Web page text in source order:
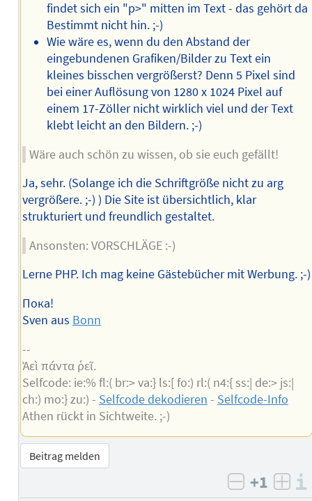
findet sich ein "p>" mitten im Text - das gehört da
Bestimmt nicht hin. ;-)
Wie wäre es, wenn du den Abstand der
eingebundenen Grafiken/Bilder zu Text ein
kleines bisschen vergrößerst? Denn 5 Pixel sind
bei einer Auflösung von 1280 x 1024 Pixel auf
einem 17-Zöller nicht wirklich viel und der Text
klebt leicht an den Bildern. ;-)
Wäre auch schön zu wissen, ob sie euch gefällt!
Ja, sehr. (Solange ich die Schriftgröße nicht zu arg
vergrößere. ;-) ) Die Site ist übersichtlich, klar
strukturiert und freundlich gestaltet.
Ansonsten: VORSCHLÄGE :-)
Lerne PHP. Ich mag keine Gästebücher mit Werbung. ;-)
Пока!
Sven aus Bonn
--
Ἀεὶ πάντα ῥεῖ.
Selfcode: ie:% fl:( br:> va:} ls:[ fo:) rl:( n4:{ ss:| de:> js:|
ch:) mo:} zu:) - Selfcode dekodieren - Selfcode-Info
Athen rückt in Sichtweite. ;-)
Beitrag melden
negativ
+1